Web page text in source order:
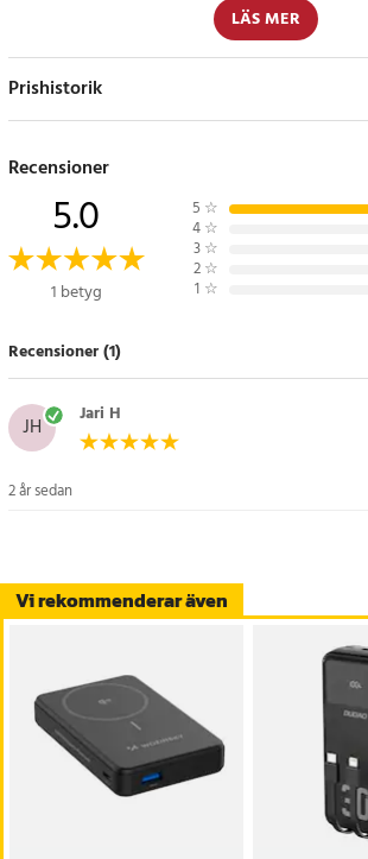
- Mått: 91 x 64 x 15mm
- Färg: Vit
LÄS MER
Prishistorik
Vi rekommenderar även
Recensioner
5.0
1 betyg
5 ☆
4 ☆
3 ☆
2 ☆
1 ☆
Recensioner (1)
JH Jari H
2 år sedan